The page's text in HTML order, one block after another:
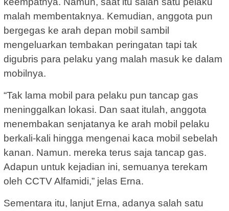
malah membentaknya. Kemudian, anggota pun
bergegas ke arah depan mobil sambil
mengeluarkan tembakan peringatan tapi tak
digubris para pelaku yang malah masuk ke dalam
mobilnya.
“Tak lama mobil para pelaku pun tancap gas
meninggalkan lokasi. Dan saat itulah, anggota
menembakan senjatanya ke arah mobil pelaku
berkali-kali hingga mengenai kaca mobil sebelah
kanan. Namun. mereka terus saja tancap gas.
Adapun untuk kejadian ini, semuanya terekam
oleh CCTV Alfamidi,” jelas Erna.
Sementara itu, lanjut Erna, adanya salah satu